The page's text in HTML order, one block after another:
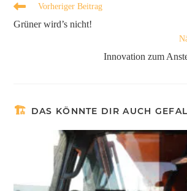
Vorheriger Beitrag
Grüner wird’s nicht!
Innovation zum
DAS KÖNNTE DIR AUCH